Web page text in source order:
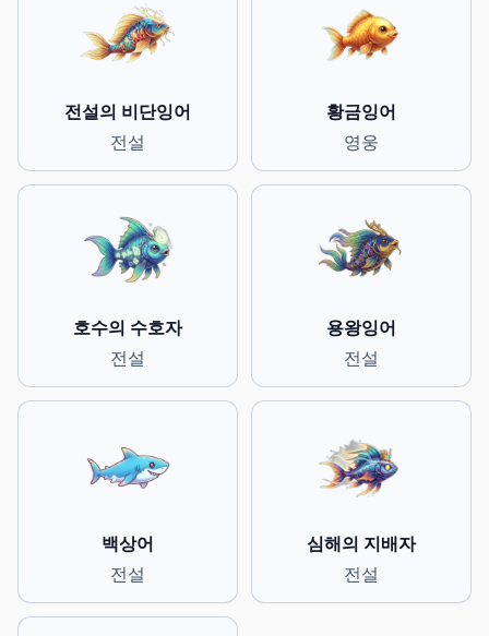
전설의 비단잉어
전설
황금잉어
영웅
호수의 수호자
전설
용왕잉어
전설
백상어
전설
심해의 지배자
전설